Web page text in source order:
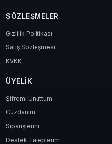
SÖZLEŞMELER
Gizlilik Politikası
Satış Sözleşmesi
KVKK
ÜYELIK
Şifremi Unuttum
Cüzdanım
Siparişlerim
Destek Taleplerim